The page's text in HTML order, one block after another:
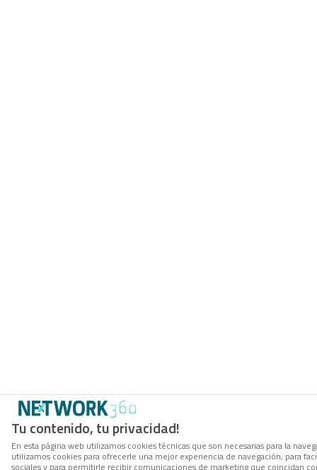
Tu contenido, tu privacidad!
En esta página web utilizamos cookies técnicas que son necesarias para la
utilizamos cookies para ofrecerle una mejor experiencia de navegación, para
sociales y para permitirle recibir comunicaciones de marketing que coincidan